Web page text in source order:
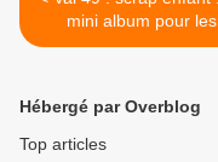
mini album pour les
vacances
Hébergé par Overblog
Top articles